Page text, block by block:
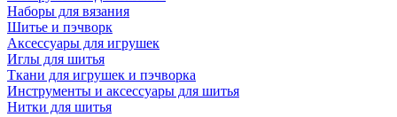
Наборы для вязания
Шитье и пэчворк
Аксессуары для игрушек
Иглы для шитья
Ткани для игрушек и пэчворка
Инструменты и аксессуары для шитья
Нитки для шитья